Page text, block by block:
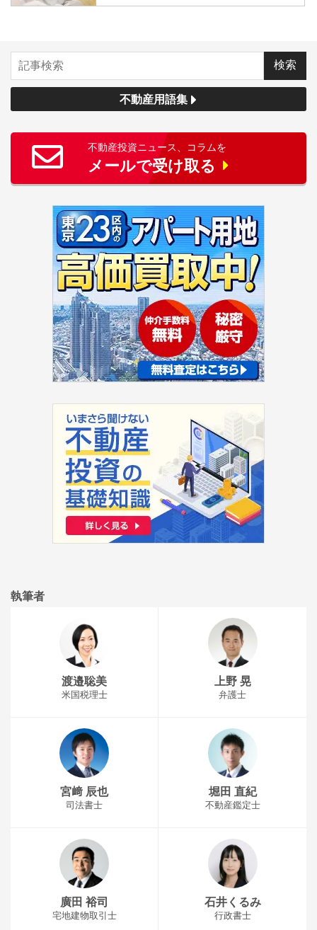
不動産用語集
不動産投資ニュース、コラムを
メールで受け取る
執筆者
渡邉聡美
米国税理士
上野 晃
弁護士
宮﨑 辰也
司法書士
堀田 直紀
不動産鑑定士
廣田 裕司
宅地建物取引士
石井くるみ
行政書士